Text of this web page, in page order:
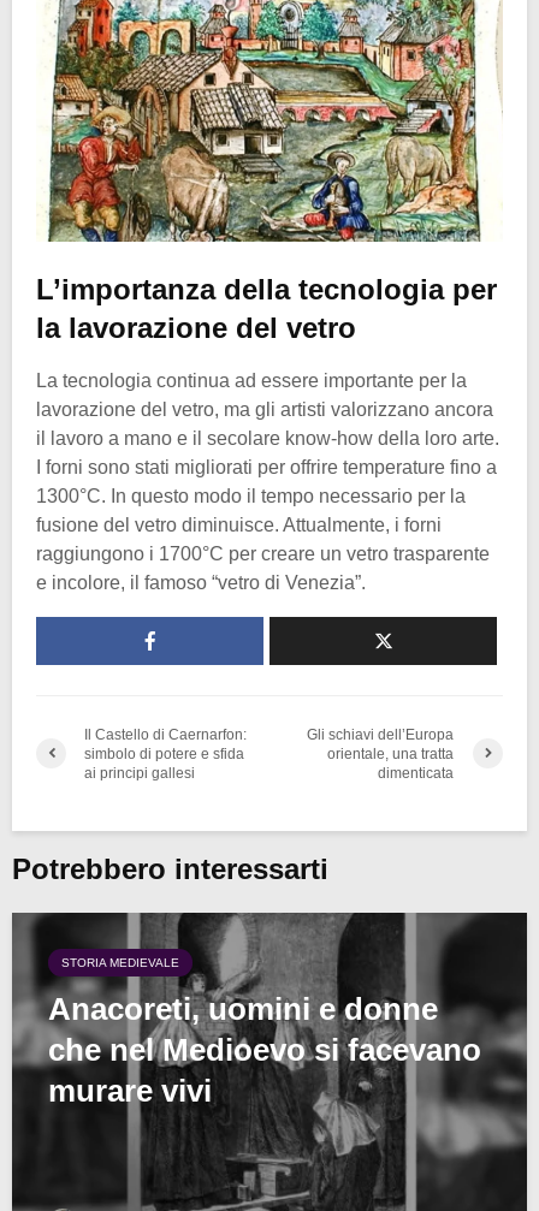
L’importanza della tecnologia per
la lavorazione del vetro
La tecnologia continua ad essere importante per la
lavorazione del vetro, ma gli artisti valorizzano ancora
il lavoro a mano e il secolare know-how della loro arte.
I forni sono stati migliorati per offrire temperature fino a
1300°C. In questo modo il tempo necessario per la
fusione del vetro diminuisce. Attualmente, i forni
raggiungono i 1700°C per creare un vetro trasparente
e incolore, il famoso “vetro di Venezia”.
Il Castello di Caernarfon:
simbolo di potere e sfida
ai principi gallesi
Gli schiavi dell’Europa
orientale, una tratta
dimenticata
Potrebbero interessarti
STORIA MEDIEVALE
Anacoreti, uomini e donne
che nel Medioevo si facevano
murare vivi